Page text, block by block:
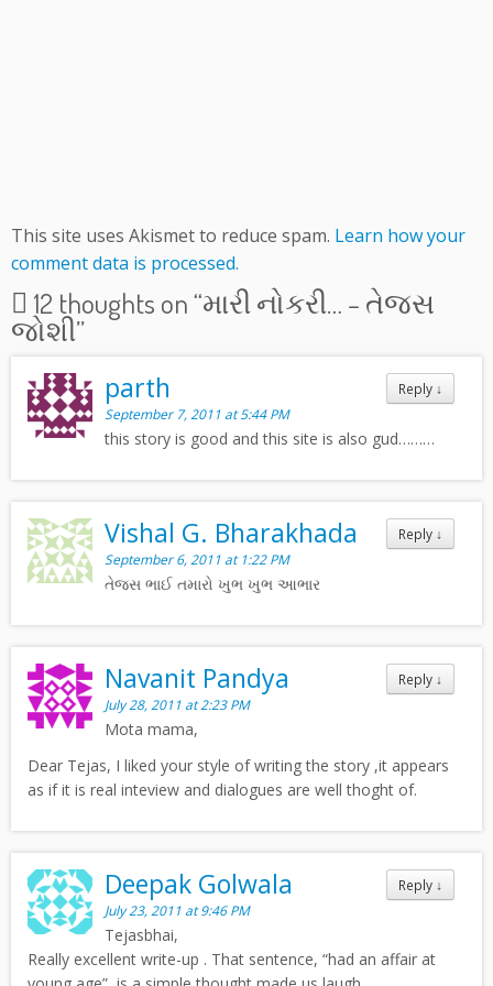
This site uses Akismet to reduce spam. Learn how your
comment data is processed.
12 thoughts on “મારી નોકરી… – તેજસ
જોશી”
Reply ↓
parth
September 7, 2011 at 5:44 PM
this story is good and this site is also gud………
Reply ↓
Vishal G. Bharakhada
September 6, 2011 at 1:22 PM
તેજસ ભાઈ તમારો ખુભ ખુભ આભાર
Reply ↓
Navanit Pandya
July 28, 2011 at 2:23 PM
Mota mama,
Dear Tejas, I liked your style of writing the story ,it appears
as if it is real inteview and dialogues are well thoght of.
Reply ↓
Deepak Golwala
July 23, 2011 at 9:46 PM
Tejasbhai,
Really excellent write-up . That sentence, “had an affair at